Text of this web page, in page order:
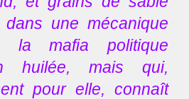
une mécanique
la mafia politique
huilée, mais qui,
pour elle, connaît